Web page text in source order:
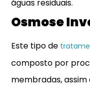
águas residuais.
Osmose
Este tipo de
composto por
membradas,